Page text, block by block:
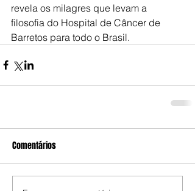
revela os milagres que levam a
filosofia do Hospital de Câncer de
Barretos para todo o Brasil.
Comentários